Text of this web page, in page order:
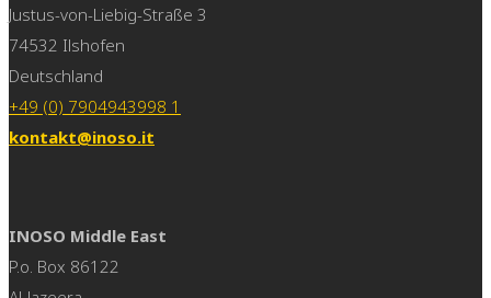
Justus-von-Liebig-Straße 3
74532 Ilshofen
Deutschland
+49 (0) 7904943998 1
kontakt@inoso.it
INOSO Middle East
P.o. Box 86122